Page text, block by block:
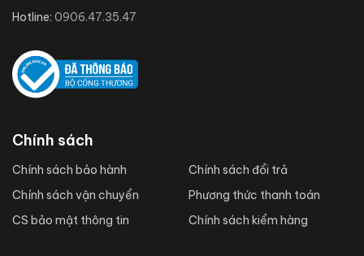
Hotline: 0906.47.35.47
Chính sách
Chính sách bảo hành
Chính sách vận chuyển
CS bảo mật thông tin
Chính sách đổi trả
Phương thức thanh toán
Chính sách kiểm hàng